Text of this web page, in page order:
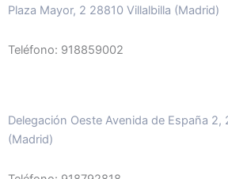
Plaza Mayor, 2 28810 Villalbilla (Madrid)
Teléfono: 918859002
Delegación Oeste Avenida de España 2,
(Madrid)